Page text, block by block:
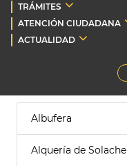
TRÁMITES
ATENCIÓN CIUDADANA
ACTUALIDAD
Albufera
Alquería de Solache